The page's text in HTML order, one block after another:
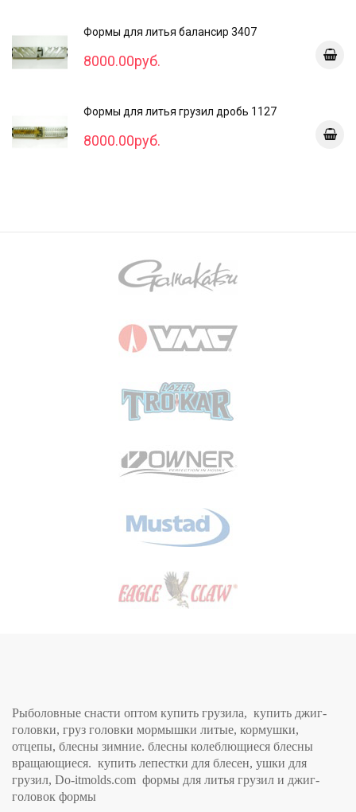
Формы для литья балансир 3407
8000.00руб.
Формы для литья грузил дробь 1127
8000.00руб.
Рыболовные снасти оптом купить грузила, купить джиг-
головки, груз головки мормышки литые, кормушки,
отцепы, блесны зимние. блесны колеблющиеся блесны
вращающиеся. купить лепестки для блесен, ушки для
грузил, Do-itmolds.com формы для литья грузил и джиг-
головок формы